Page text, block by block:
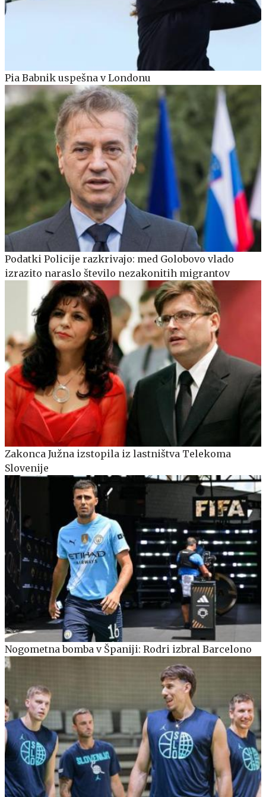
Pia Babnik uspešna v Londonu
Podatki Policije razkrivajo: med Golobovo vlado
izrazito naraslo število nezakonitih migrantov
Zakonca Južna izstopila iz lastništva Telekoma
Slovenije
Nogometna bomba v Španiji: Rodri izbral Barcelono